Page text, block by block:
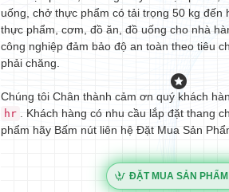
uống, chở thực phẩm có tải trọng 50 kg đến
thực phẩm, cơm, đồ ăn, đồ uống cho nhà
công nghiệp đảm bảo độ an toàn theo tiêu
phải chăng.
Chúng tôi Chân thành cảm ơn quý khách
hr
. Khách hàng có nhu cầu lắp đặt thang
phẩm hãy Bấm nút liên hệ Đặt Mua Sản
ĐẶT MUA SẢN PHẨM